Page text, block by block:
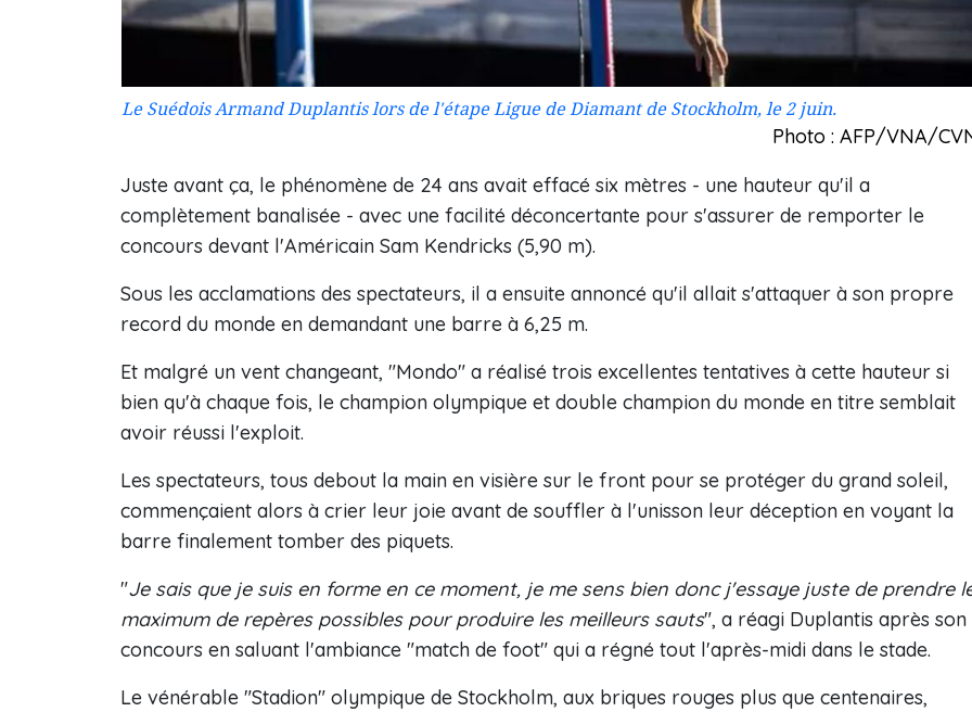
Le Suédois Armand Duplantis lors de l'étape Ligue de Diamant de Stockholm, le 2 juin.
Photo : AFP/VNA/
Juste avant ça, le phénomène de 24 ans avait effacé six mètres - une hauteur qu'il a
complètement banalisée - avec une facilité déconcertante pour s'assurer de remporter le
concours devant l'Américain Sam Kendricks (5,90 m).
Sous les acclamations des spectateurs, il a ensuite annoncé qu'il allait s'attaquer à son propre
record du monde en demandant une barre à 6,25 m.
Et malgré un vent changeant, "Mondo" a réalisé trois excellentes tentatives à cette hauteur si
bien qu'à chaque fois, le champion olympique et double champion du monde en titre semblait
avoir réussi l'exploit.
Les spectateurs, tous debout la main en visière sur le front pour se protéger du grand soleil,
commençaient alors à crier leur joie avant de souffler à l'unisson leur déception en voyant la
barre finalement tomber des piquets.
"Je sais que je suis en forme en ce moment, je me sens bien donc j'essaye juste de prendre
maximum de repères possibles pour produire les meilleurs sauts", a réagi Duplantis après son
concours en saluant l'ambiance "match de foot" qui a régné tout l'après-midi dans le stade.
Le vénérable "Stadion" olympique de Stockholm, aux briques rouges plus que centenaires,